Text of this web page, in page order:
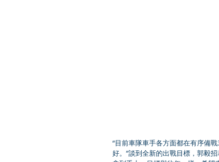
“目前車隊車手各方面都在有序備
好。”談到全新的出戰目標，郭毅